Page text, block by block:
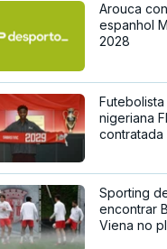
Arouca
espanhol
2028
nigeriana
Sporting
encontrar
Viena no